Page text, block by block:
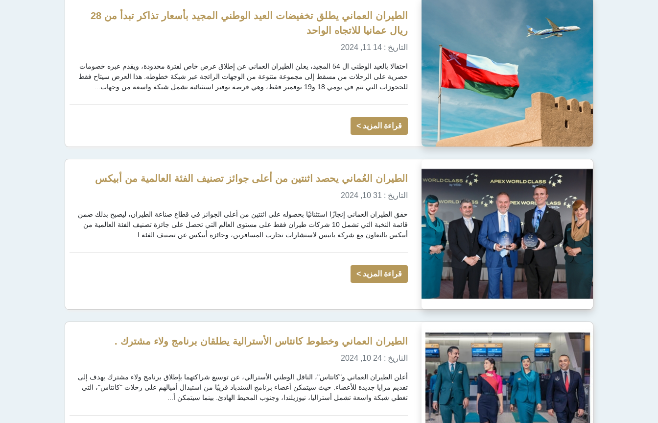
الطيران العماني يطلق تخفيضات العيد الوطني المجيد بأسعار تذاكر تبدأ من 28
ريال عمانيا للاتجاه الواحد
التاريخ : 14 11, 2024
احتفالا بالعيد الوطني ال 54 المجيد، يعلن الطيران العماني عن إطلاق عرض خاص لفترة محدودة، ويقدم عبره خصومات
حصرية على الرحلات من مسقط إلى مجموعة متنوعة من الوجهات الرائجة عبر شبكة خطوطه. هذا العرض سيتاح فقط
للحجوزات التي تتم في يومي 18 و19 نوفمبر فقط، وهي فرصة توفير استثنائية تشمل شبكة واسعة من وجهات...
قراءة المزيد >
الطيران العُماني يحصد اثنتين من أعلى جوائز تصنيف الفئة العالمية من أبيكس
التاريخ : 31 10, 2024
حقق الطيران العماني إنجازًا استثنائيًا بحصوله على اثنتين من أعلى الجوائز في قطاع صناعة الطيران، ليصبح بذلك ضمن
قائمة النخبة التي تشمل 10 شركات طيران فقط على مستوى العالم التي تحصل على جائزة تصنيف الفئة العالمية من
أبيكس بالتعاون مع شركة ياتيس لاستشارات تجارب المسافرين، وجائزة أبيكس عن تصنيف الفئة ا...
قراءة المزيد >
الطيران العماني وخطوط كانتاس الأسترالية يطلقان برنامج ولاء مشترك .
التاريخ : 24 10, 2024
أعلن الطيران العماني و"كانتاس"، الناقل الوطني الأسترالي، عن توسيع شراكتهما بإطلاق برنامج ولاء مشترك يهدف إلى
تقديم مزايا جديدة للأعضاء. حيث سيتمكن أعضاء برنامج السندباد قريبًا من استبدال أميالهم على رحلات "كانتاس"، التي
تغطي شبكة واسعة تشمل أستراليا، نيوزيلندا، وجنوب المحيط الهادئ. بينما سيتمكن أ...